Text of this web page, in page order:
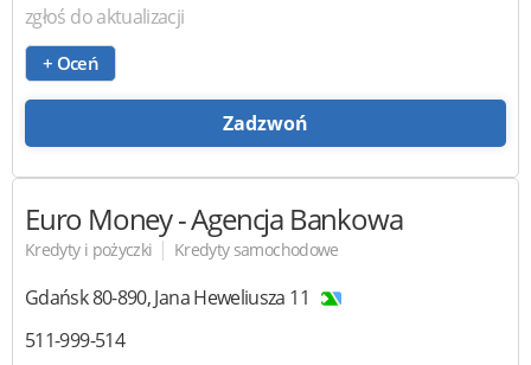
zgłoś do aktualizacji
+ Oceń
Zadzwoń
Euro Money- Agencja Bankowa
Kredyty i pożyczki | Kredyty samochodowe
Gdańsk80-890,Jana Heweliusza 11
511-999-514